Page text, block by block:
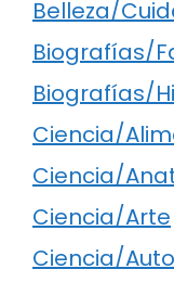
Belleza/
Biografías/
Biografías/
Ciencia/
Ciencia/
Ciencia/Arte
Ciencia/